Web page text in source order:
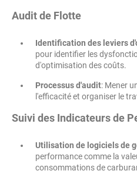
Audit de Flotte
Identification des leviers
pour identifier les
d'optimisation des coûts.
Processus d'audit: Mener
l'efficacité et organiser le
Suivi des Indicateurs de
Utilisation de logiciels de
performance comme la
consommations de